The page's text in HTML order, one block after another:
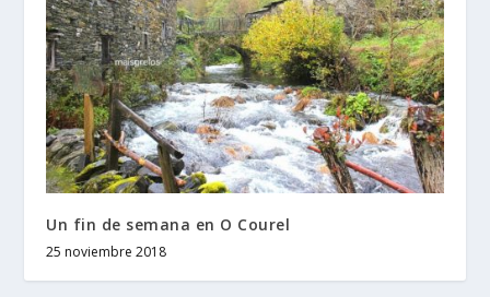
Un fin de semana en O Courel
25 noviembre 2018